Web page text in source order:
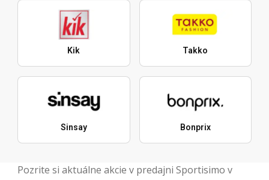
Kik Takko
Sinsay Bonprix
Pozrite si aktuálne akcie v predajni Sportisimo v